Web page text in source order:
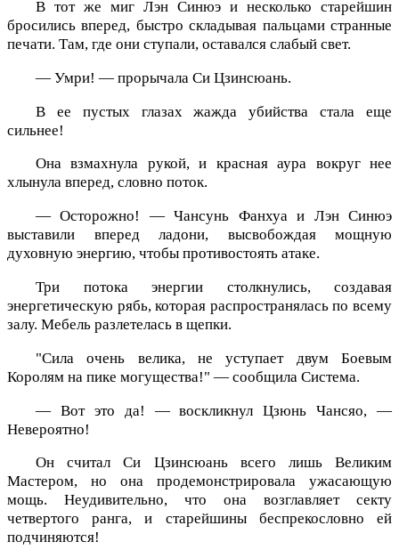
В тот же миг Лэн Синюэ и несколько старейшин
бросились вперед, быстро складывая пальцами странные
печати. Там, где они ступали, оставался слабый свет.
— Умри! — прорычала Си Цзинсюань.
В ее пустых глазах жажда убийства стала еще
сильнее!
Она взмахнула рукой, и красная аура вокруг нее
хлынула вперед, словно поток.
— Осторожно! — Чансунь Фанхуа и Лэн Синюэ
выставили вперед ладони, высвобождая мощную
духовную энергию, чтобы противостоять атаке.
Три потока энергии столкнулись, создавая
энергетическую рябь, которая распространялась по всему
залу. Мебель разлетелась в щепки.
"Сила очень велика, не уступает двум Боевым
Королям на пике могущества!" — сообщила Система.
— Вот это да! — воскликнул Цзюнь Чансяо, —
Невероятно!
Он считал Си Цзинсюань всего лишь Великим
Мастером, но она продемонстрировала ужасающую
мощь. Неудивительно, что она возглавляет секту
четвертого ранга, и старейшины беспрекословно ей
подчиняются!